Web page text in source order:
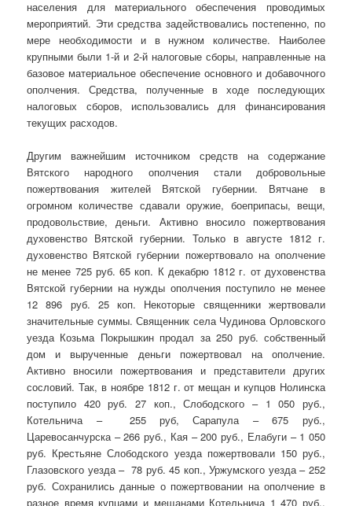
населения для материального обеспечения проводимых
мероприятий. Эти средства задействовались постепенно, по
мере необходимости и в нужном количестве. Наиболее
крупными были 1-й и 2-й налоговые сборы, направленные на
базовое материальное обеспечение основного и добавочного
ополчения. Средства, полученные в ходе последующих
налоговых сборов, использовались для финансирования
текущих расходов.
Другим важнейшим источником средств на содержание
Вятского народного ополчения стали добровольные
пожертвования жителей Вятской губернии. Вятчане в
огромном количестве сдавали оружие, боеприпасы, вещи,
продовольствие, деньги. Активно вносило пожертвования
духовенство Вятской губернии. Только в августе 1812 г.
духовенство Вятской губернии пожертвовало на ополчение
не менее 725 руб. 65 коп. К декабрю 1812 г. от духовенства
Вятской губернии на нужды ополчения поступило не менее
12 896 руб. 25 коп. Некоторые священники жертвовали
значительные суммы. Священник села Чудинова Орловского
уезда Козьма Покрышкин продал за 250 руб. собственный
дом и вырученные деньги пожертвовал на ополчение.
Активно вносили пожертвования и представители других
сословий. Так, в ноябре 1812 г. от мещан и купцов Нолинска
поступило 420 руб. 27 коп., Слободского – 1 050 руб.,
Котельнича – 255 руб, Сарапула – 675 руб.,
Царевосанчурска – 266 руб., Кая – 200 руб., Елабуги – 1 050
руб. Крестьяне Слободского уезда пожертвовали 150 руб.,
Глазовского уезда – 78 руб. 45 коп., Уржумского уезда – 252
руб. Сохранились данные о пожертвовании на ополчение в
разное время купцами и мещанами Котельнича 1 470 руб.,